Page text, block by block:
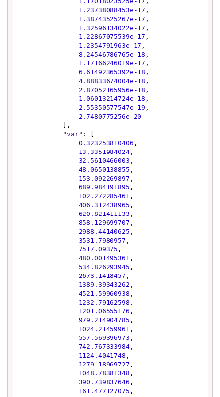
1.23738088453e-17 ,
1.38743525267e-17 ,
1.32596134022e-17 ,
1.22867075539e-17 ,
1.2354791963e-17 ,
8.24546786765e-18 ,
1.17166246019e-17 ,
6.61492365392e-18 ,
4.88833674004e-18 ,
2.87052165956e-18 ,
1.06013214724e-18 ,
2.55350577547e-19 ,
2.7480775256e-20
            "
var": [
0.323253810406 ,
13.3351984024 ,
32.5610466003 ,
48.0650138855 ,
153.092269897 ,
689.984191895 ,
102.272285461 ,
406.312438965 ,
620.821411133 ,
858.129699707 ,
2988.44140625 ,
3531.7980957 ,
7517.09375 ,
480.001495361 ,
534.826293945 ,
2673.1418457 ,
1389.39343262 ,
4521.59960938 ,
1232.79162598 ,
1201.06555176 ,
979.214904785 ,
1024.21459961 ,
557.569396973 ,
742.767333984 ,
1124.4041748 ,
1279.18969727 ,
1048.78381348 ,
390.739837646 ,
161.477127075 ,